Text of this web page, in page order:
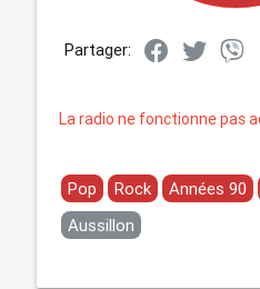
Partager:
La radio ne fonctionne pas
Pop Rock Années 90
Aussillon